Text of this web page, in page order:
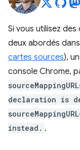
Si vous utilisez
deux abordés
cartes sources),
console Chrome,
declaration is
instead. .